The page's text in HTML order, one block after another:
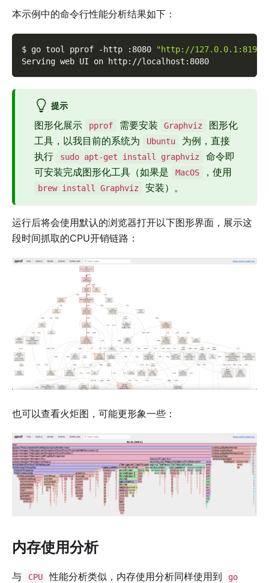
本示例中的命令行性能分析结果如下：
$ go tool pprof -http :8080
"http://
Serving web UI on http://localhost:8080
提示
图形化展示 pprof 需要安装 Graphviz
图形化
工具，以我目前的系统为
Ubuntu
为例，直接
执行
sudo apt-get install graphviz
命令即
可安装完成图形化工具（如果是
MacOS ，使用
brew install Graphviz 安装）。
运行后将会使用默认的浏览器打开以下图形界面，展示这
段时间抓取的CPU开销链路：
也可以查看火炬图，可能更形象一些：
内存使用分析
与 CPU 性能分析类似，内存使用分析同样使用到 go